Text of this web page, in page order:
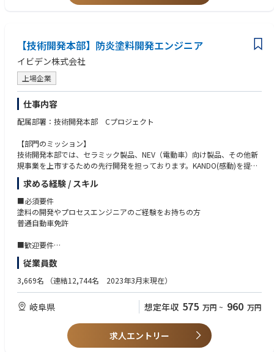
理能力を見える化）
https://www.hitachi.co.jp/products/infrastructure/product_site/water_e
nvironment/sewage_treatment/index.html
・DX関連（設備台帳システム・運転支援ソリューション・水道広域化ソリ
ューション）
漏水監視サービス（超高感度振動センサー、独自のアルゴリズム、IoT通
信（LPWA通信）で実現）
https://www.hitachi.co.jp/Prod/comp/app/social_infra_mnt/water/ind
・環境関連事業の創出（GX関連）
https://www.hitachi.co.jp/products/infrastructure/product_site/water_e
nvironment/info/green.pdf
・日立製作所の水環境ソリューションHP
https://www.hitachi.co.jp/products/infrastructure/product_site/water_e
nvironment/
【職務概要】
中部地区における他社を凌駕するインフラ営業強化・牽引がミッションで
す。
営業業務を通じた中部地区エリアの社会基盤整備事業の一翼を担う役割で
す。（安心・安全で持続可能な生活環境の実現）
の信頼関係が事業の基礎であり生命線となります。
最前線の営業としての責任感、姿勢だけでなく、社内外との円滑なコミュ
ニケーション力が求められます。
・上下水、河川、港湾、高速道路等のインフラ施設系窓口営業（各種提
多様な人財を活かすために、お互いを信頼しパフォーマンスを最大限に
発揮できる安心安全な職場(インクルーシブな職場)をつくり、積極的な発
言と成長を支援する。
・Customer & Society Focus（顧客・社会起点で考える）：
社会を起点に課題を捉え、常に誠実に行動することを忘れずに、社内外
の関係者と協創で成果に責任を持って社会に貢献する。
・Innovation（イノベーションを起こす）：
新しい価値を生み出すために、情熱を持って学び、現状に挑戦し、素早
【その他職種特有】
・地域への愛着（特に中部地区への愛着）が強くチャレンジ意欲がある方
・コミュニケーション力の高い方
・市場分析から新たなビジネスモデルを考えられる方
【最終学歴】
高専卒以上
【技術開発本部】防炎塗料開発エンジニア
イビデン株式会社
上場企業
仕事内容
配属部署：技術開発本部 Cプロジェクト
【部門のミッション】
技術開発本部では、セラミック製品、NEV（電動車）向け製品、その他新
規事業を上市するための先行開発を担っております。KANDO(感動)を提供
することにより、新規開発品を採用に結び付けることで、2027年までに2
00億円/年の売上を目指しています。
Cプロジェクトでは、中国の市場向けの新規事業開発を行っています。
【業務内容】
ます。
ることも想定しています。
その為、塗料の配合設計、量産に向けたプロセス開発にとどまらず、バッ
テリー部品への塗装工程までを担当いただきます。
【業務の魅力】
ことが安全性確保において非常に重要です。担当製品は安全性確保に関わ
る重要な製品になります。
求める経験 / スキル
■必須要件
塗料の開発やプロセスエンジニアのご経験をお持ちの方
普通自動車免許
■歓迎要件
IATFの知見
従業員数
3,669名 （連結12,744名 2023年3月末現在）
岐阜県 想定年収 575 万円 ~ 960 万円
求人エントリー